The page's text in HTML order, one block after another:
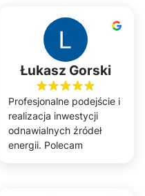
Łukasz Gorski
Profesjonalne podejście i
realizacja inwestycji
odnawialnych źródeł
energii. Polecam